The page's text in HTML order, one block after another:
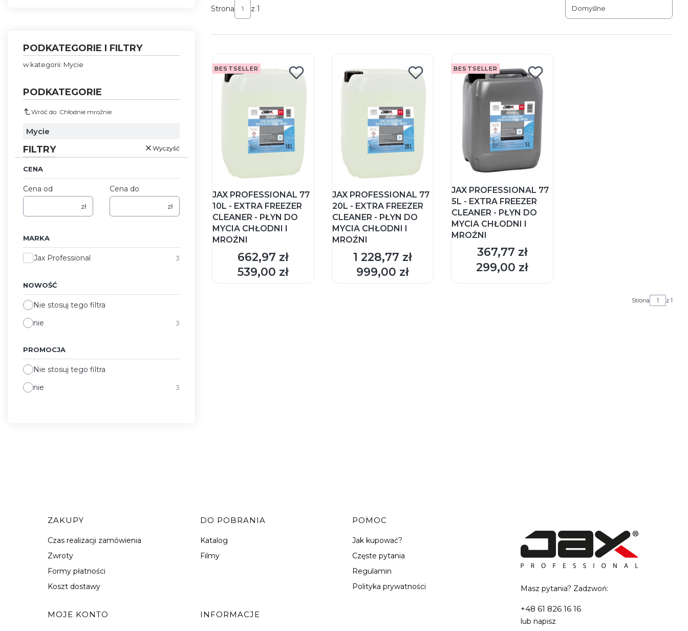
PODKATEGORIE I FILTRY
w kategorii: Mycie
PODKATEGORIE
Wróć do: Chłodnie mroźnie
Mycie
FILTRY Wyczyść
CENA
Cena od
zł
Cena do
zł
MARKA
MarkaJax Professional 3
NOWOŚĆ
Nie stosuj tego filtra
nie
3
PROMOCJA
Nie stosuj tego filtra
nie
3
Domyślne
Strona z 1
BESTSELLER
JAX PROFESSIONAL 77
10L - EXTRA FREEZER
CLEANER - PŁYN DO
MYCIA CHŁODNI I
MROŹNI
Cena
662,97 zł
Cena
539,00 zł
DO KOSZYKA
JAX PROFESSIONAL 77
20L - EXTRA FREEZER
CLEANER - PŁYN DO
MYCIA CHŁODNI I
MROŹNI
Cena
1 228,77 zł
Cena
999,00 zł
DO KOSZYKA
BESTSELLER
JAX PROFESSIONAL 77
5L - EXTRA FREEZER
CLEANER - PŁYN DO
MYCIA CHŁODNI I
MROŹNI
Cena
367,77 zł
Cena
299,00 zł
DO KOSZYKA
Strona z 1
Linki w stopce
ZAKUPY
Czas realizacji zamówienia
Zwroty
Formy płatności
Koszt dostawy
DO POBRANIA
Katalog
Filmy
POMOC
Jak kupować?
Częste pytania
Regulamin
Polityka prywatności
MOJE KONTO INFORMACJE
Masz pytania? Zadzwoń:
+48 61 826 16 16
lub napisz